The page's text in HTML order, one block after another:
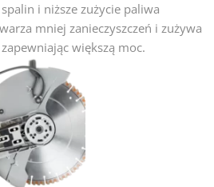
i niższe zużycie paliwa
mniej zanieczyszczeń i zużywa
większą moc.